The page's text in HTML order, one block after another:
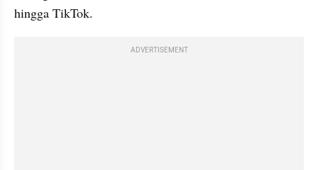
hingga TikTok.
ADVERTISEMENT